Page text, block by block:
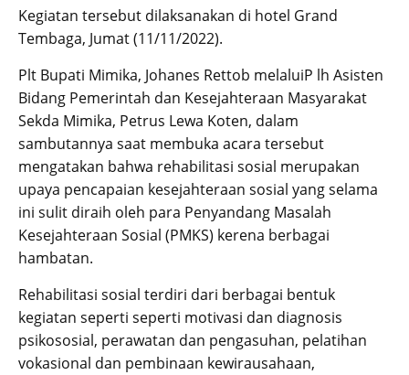
Kegiatan tersebut dilaksanakan di hotel Grand
Tembaga, Jumat (11/11/2022).
Plt Bupati Mimika, Johanes Rettob melaluiP lh Asisten
Bidang Pemerintah dan Kesejahteraan Masyarakat
Sekda Mimika, Petrus Lewa Koten, dalam
sambutannya saat membuka acara tersebut
mengatakan bahwa rehabilitasi sosial merupakan
upaya pencapaian kesejahteraan sosial yang selama
ini sulit diraih oleh para Penyandang Masalah
Kesejahteraan Sosial (PMKS) kerena berbagai
hambatan.
Rehabilitasi sosial terdiri dari berbagai bentuk
kegiatan seperti seperti motivasi dan diagnosis
psikososial, perawatan dan pengasuhan, pelatihan
vokasional dan pembinaan kewirausahaan,